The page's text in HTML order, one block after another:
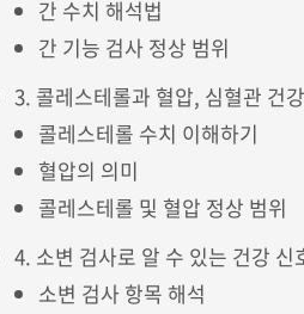
간 수치 해석법
간 기능 검사 정상 범위
3. 콜레스테롤과 혈압, 심혈관 건
콜레스테롤 수치 이해하기
혈압의 의미
콜레스테롤 및 혈압 정상 범위
4. 소변 검사로 알 수 있는 건강 신
소변 검사 항목 해석